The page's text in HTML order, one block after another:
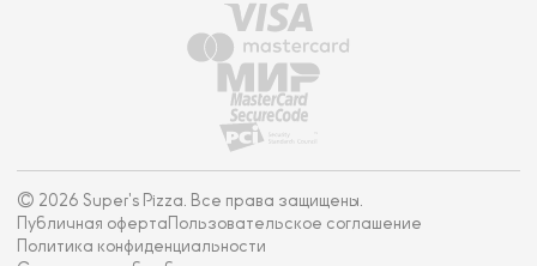
© 2026 Super's Pizza. Все права защищены.
Публичная оферта Пользовательское соглашение
Политика конфиденциальности